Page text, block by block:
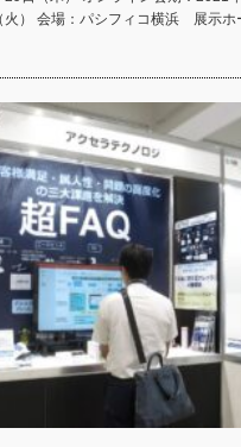
火） 会場：パシフィコ横浜 展示ホ